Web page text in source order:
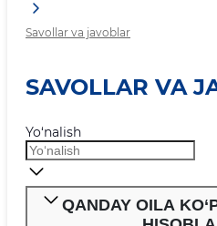
Savollar va javoblar
SAVOLLAR VA
Yo‘nalish
QANDAY OILA